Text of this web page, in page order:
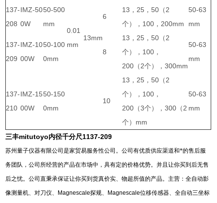
0.01
mm
13mm
137-
208
IMZ-50
0W
50-500
mm
6
13，25，50（2
个），100，200mm
50-63
mm
137-
209
IMZ-10
00W
50-100
0mm
8
13，25，50（2
个），100，
200（2个），300mm
50-63
mm
137-
210
IMZ-15
00W
50-150
0mm
10
13，25，50（2
个），100，
200（3个），300（2
个）mm
50-63
mm
三丰mitutoyo内径千分尺1137-209
苏州量子仪器有限公司是家贸易服务性公司。公司有优质供应渠道和*的售后服
务团队，公司所经营的产品在市场中，具有定的价格优势。并且让你买到后无售
后之忧。公司直秉承保证让你买到货真价实、物超所值的产品。主营：全自动影
像测量机、对刀仪、 Magnescale探规、 Magnescale位移传感器、全自动三坐标